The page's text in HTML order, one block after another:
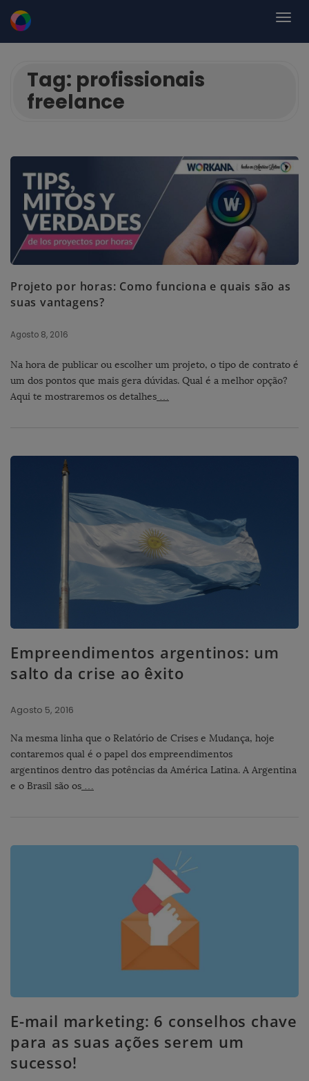
Tag: profissionais
freelance
Projeto por horas: Como funciona e quais são as
suas vantagens?
Agosto 8, 2016
Na hora de publicar ou escolher um projeto, o tipo de contrato é
um dos pontos que mais gera dúvidas. Qual é a melhor opção?
Aqui te mostraremos os detalhes …
Empreendimentos argentinos: um
salto da crise ao êxito
Agosto 5, 2016
Na mesma linha que o Relatório de Crises e Mudança, hoje
contaremos qual é o papel dos empreendimentos
argentinos dentro das potências da América Latina. A Argentina
e o Brasil são os …
E-mail marketing: 6 conselhos chave
para as suas ações serem um
sucesso!